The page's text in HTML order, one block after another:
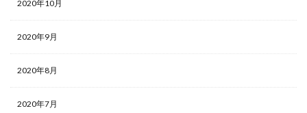
2020年10月
2020年9月
2020年8月
2020年7月